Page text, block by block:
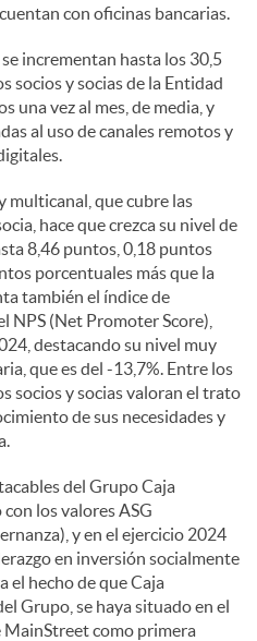
con oficinas bancarias.
incrementan hasta los 30,5
socios y socias de la Entidad
una vez al mes, de media, y
al uso de canales remotos y
multicanal, que cubre las
hace que crezca su nivel de
8,46 puntos, 0,18 puntos
porcentuales más que la
también el índice de
NPS (Net Promoter Score),
destacando su nivel muy
que es del -13,7%. Entre los
socios y socias valoran el trato
de sus necesidades y
del Grupo Caja
los valores ASG
y en el ejercicio 2024
en inversión socialmente
el hecho de que Caja
Grupo, se haya situado en el
MainStreet como primera